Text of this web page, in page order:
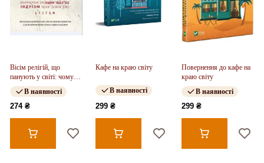
Вісім релігій, що
панують у світі: чому
їхні відмінності мають
значенняВ наявності
274 ₴
Кафе на краю світу
В наявності
299 ₴
Повернення до кафе на
краю світу
В наявності
299 ₴